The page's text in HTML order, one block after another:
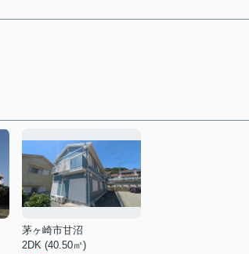
茅ヶ崎市甘沼
2DK (40.50㎡)